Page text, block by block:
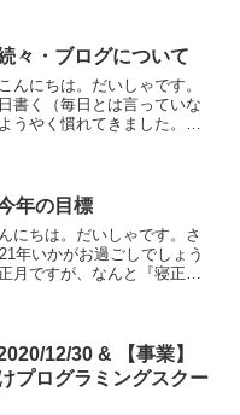
々・ブログについて
んにちは。だいしゃです。
書く（毎日とは言っていな
うやく慣れてきました。人
またもやブロ...
年の目標
にちは。だいしゃです。さ
年いかがお過ごしでしょう
月ですが、なんと『寝正
のな...12/30 & 【事業】
プログラミングスクー